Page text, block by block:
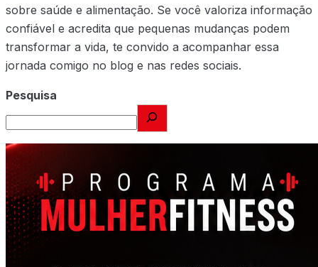
sobre saúde e alimentação. Se você valoriza informação
confiável e acredita que pequenas mudanças podem
transformar a vida, te convido a acompanhar essa
jornada comigo no blog e nas redes sociais.
Pesquisa